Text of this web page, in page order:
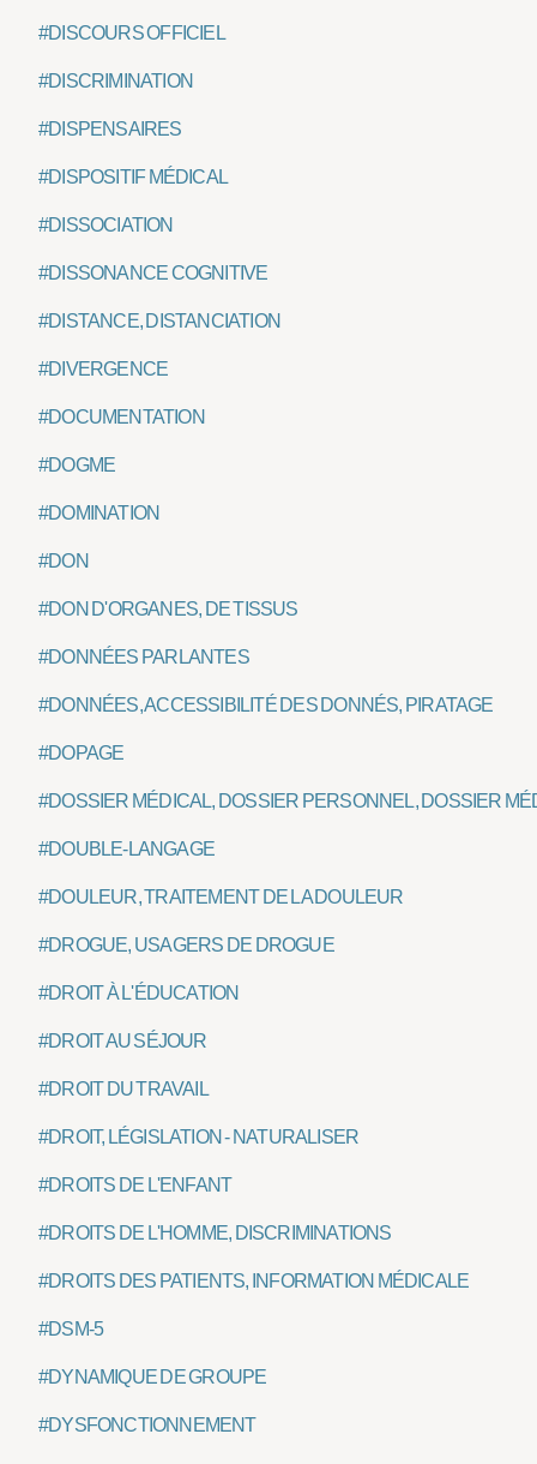
#DISCOURS OFFICIEL
#DISCRIMINATION
#DISPENSAIRES
#DISPOSITIF MÉDICAL
#DISSOCIATION
#DISSONANCE COGNITIVE
#DISTANCE, DISTANCIATION
#DIVERGENCE
#DOCUMENTATION
#DOGME
#DOMINATION
#DON
#DON D'ORGANES, DE TISSUS
#DONNÉES PARLANTES
#DONNÉES, ACCESSIBILITÉ DES DONNÉS, PIRATAGE
#DOPAGE
#DOSSIER MÉDICAL, DOSSIER PERSONNEL, DOSSIER
#DOUBLE-LANGAGE
#DOULEUR, TRAITEMENT DE LA DOULEUR
#DROGUE, USAGERS DE DROGUE
#DROIT À L'ÉDUCATION
#DROIT AU SÉJOUR
#DROIT DU TRAVAIL
#DROIT, LÉGISLATION - NATURALISER
#DROITS DE L'ENFANT
#DROITS DE L'HOMME, DISCRIMINATIONS
#DROITS DES PATIENTS, INFORMATION MÉDICALE
#DSM-5
#DYNAMIQUE DE GROUPE
#DYSFONCTIONNEMENT